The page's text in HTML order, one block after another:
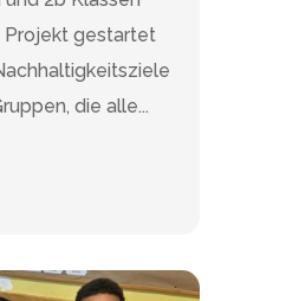
Projekt gestartet
die alle...